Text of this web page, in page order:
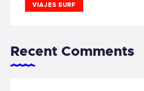
VIAJES SURF
Recent Comments